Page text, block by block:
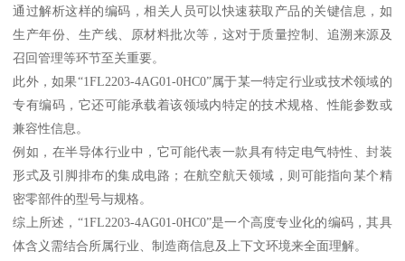
通过解析这样的编码，相关人员可以快速获取产品的关键信息，如
生产年份、生产线、原材料批次等，这对于质量控制、追溯来源及
召回管理等环节至关重要。
此外，如果“1FL2203-4AG01-0HC0”属于某一特定行业或技术领域的
专有编码，它还可能承载着该领域内特定的技术规格、性能参数或
兼容性信息。
例如，在半导体行业中，它可能代表一款具有特定电气特性、封装
形式及引脚排布的集成电路；在航空航天领域，则可能指向某个精
密零部件的型号与规格。
综上所述，“1FL2203-4AG01-0HC0”是一个高度专业化的编码，其具
体含义需结合所属行业、制造商信息及上下文环境来全面理解。